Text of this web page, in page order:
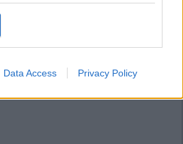
purposes in below Google
Data Access Privacy Policy